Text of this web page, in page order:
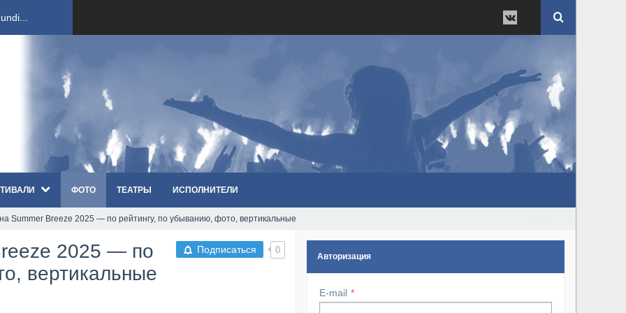
ко...
«Th... ФОТО ТЕАТРЫ ИСПОЛНИТЕЛИ
Summer Breeze 2025 — по рейтингу, по убыванию, фото, вертикальные
Подписаться 0
2025 — по
вертикальные
Авторизация
E-mail